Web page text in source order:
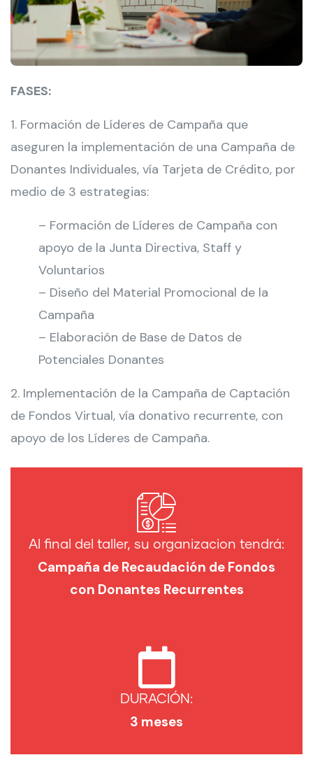
FASES:
1. Formación de Líderes de Campaña que
aseguren la implementación de una Campaña de
Donantes Individuales, vía Tarjeta de Crédito, por
medio de 3 estrategias:
– Formación de Líderes de Campaña con
apoyo de la Junta Directiva, Staff y
Voluntarios
– Diseño del Material Promocional de la
Campaña
– Elaboración de Base de Datos de
Potenciales Donantes
2. Implementación de la Campaña de Captación
de Fondos Virtual, vía donativo recurrente, con
apoyo de los Líderes de Campaña.
Al final del taller, su organizacion tendrá:
Campaña de Recaudación de Fondos
con Donantes Recurrentes
DURACIÓN:
3 meses